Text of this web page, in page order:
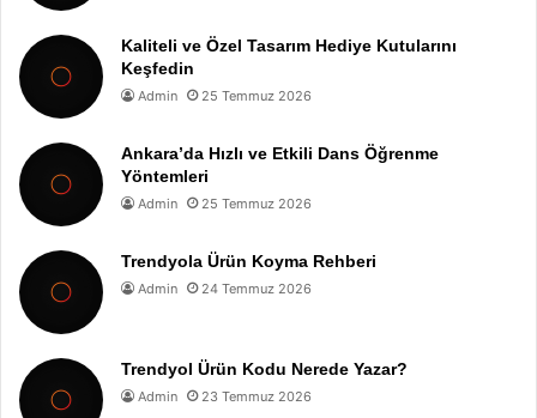
Kaliteli ve Özel Tasarım Hediye Kutularını
Keşfedin
Admin 25 Temmuz 2026
Ankara’da Hızlı ve Etkili Dans Öğrenme
Yöntemleri
Admin 25 Temmuz 2026
Trendyola Ürün Koyma Rehberi
Admin 24 Temmuz 2026
Trendyol Ürün Kodu Nerede Yazar?
Admin 23 Temmuz 2026